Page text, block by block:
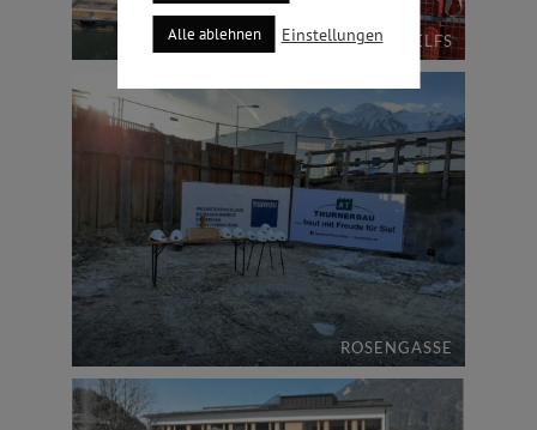
MARKTHAUS TELFS
ROSENGASSE
Alle ablehnen Einstellungen